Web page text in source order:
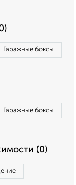
Гаражные боксы
Гаражные боксы
(0)